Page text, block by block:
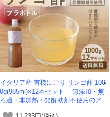
イタリア産 有機にごり リンゴ酢 100
0g(985ml)×12本セット｜ 無添加・無
ろ過・非加熱・発酵助剤不使用のアッ